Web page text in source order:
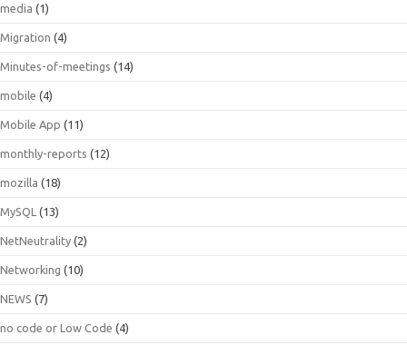
media (1)
Migration (4)
Minutes-of-meetings (14)
mobile (4)
Mobile App (11)
monthly-reports (12)
mozilla (18)
MySQL (13)
NetNeutrality (2)
Networking (10)
NEWS (7)
no code or Low Code (4)